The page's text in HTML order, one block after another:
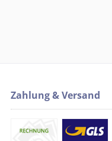
Zahlung & Versand